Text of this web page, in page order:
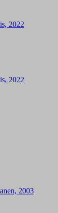
2022
2022
2003